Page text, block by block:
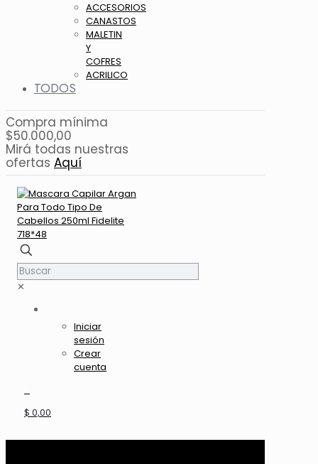
ACCESORIOS
CANASTOS
MALETIN
Y
COFRES
ACRILICO
TODOS
Compra mínima
$50.000,00
Mirá todas nuestras
ofertas Aquí
✕
Iniciar
sesión
Crear
cuenta
$ 0,00